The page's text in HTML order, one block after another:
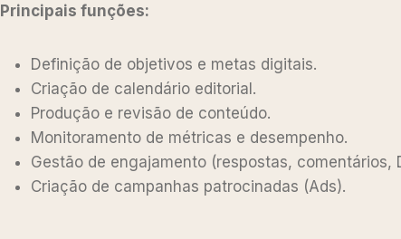
Principais funções:
Definição de objetivos e metas digitais.
Criação de calendário editorial.
Produção e revisão de conteúdo.
Monitoramento de métricas e desempenho.
Gestão de engajamento (respostas, comentários,
Criação de campanhas patrocinadas (Ads).